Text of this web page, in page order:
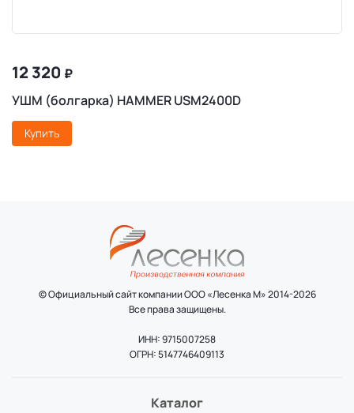
12 320 ₽
УШМ (болгарка) HAMMER USM2400D
Купить
© Официальный сайт компании ООО «Лесенка М» 2014-2026
Все права защищены.
ИНН: 9715007258
ОГРН: 5147746409113
Каталог